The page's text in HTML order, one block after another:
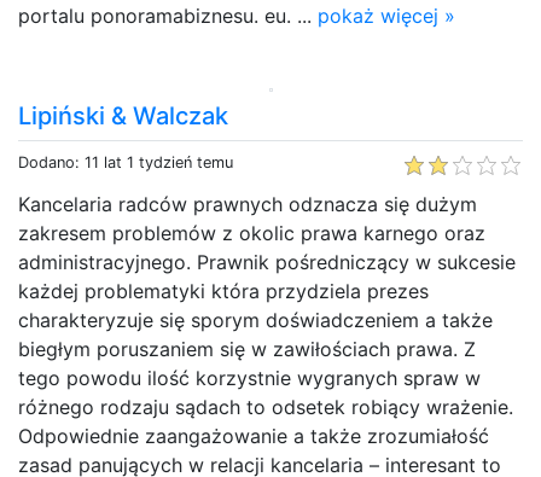
portalu ponoramabiznesu. eu. ... pokaż więcej »
Lipiński & Walczak
Dodano: 11 lat 1 tydzień temu
Kancelaria radców prawnych odznacza się dużym
zakresem problemów z okolic prawa karnego oraz
administracyjnego. Prawnik pośredniczący w sukcesie
każdej problematyki która przydziela prezes
charakteryzuje się sporym doświadczeniem a także
biegłym poruszaniem się w zawiłościach prawa. Z
tego powodu ilość korzystnie wygranych spraw w
różnego rodzaju sądach to odsetek robiący wrażenie.
Odpowiednie zaangażowanie a także zrozumiałość
zasad panujących w relacji kancelaria – interesant to